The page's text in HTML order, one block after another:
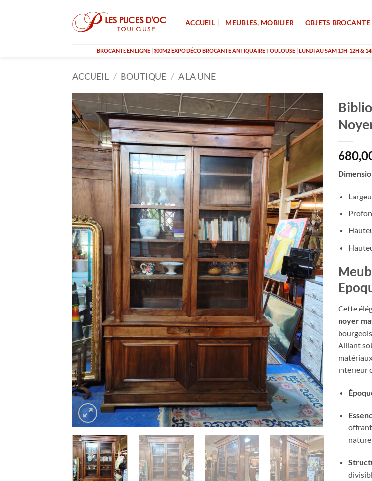
ACCUEIL MEUBLES, MOBILIER OBJETS BROCANTE
BROCANTE EN LIGNE | 300M2 EXPO DÉCO BROCANTE ANTIQUAIRE TOULOUSE | LUNDI AU SAM 10H-12H &
ACCUEIL / BOUTIQUE / A LA UNE
Cette
noyer
Alliant
intérieur
offrant